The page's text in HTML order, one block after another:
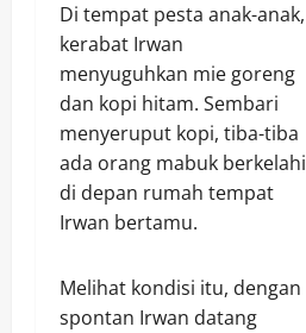
Di tempat pesta anak-anak,
kerabat Irwan
menyuguhkan mie goreng
dan kopi hitam. Sembari
menyeruput kopi, tiba-tiba
ada orang mabuk berkelahi
di depan rumah tempat
Irwan bertamu.
Melihat kondisi itu, dengan
spontan Irwan datang